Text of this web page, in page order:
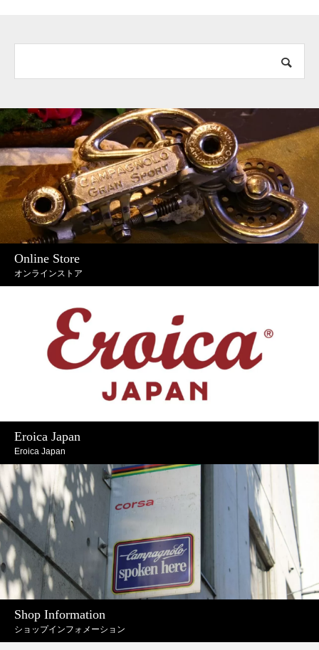
Online Store
オンラインストア
Eroica Japan
Eroica Japan
Shop Information
ショップインフォメーション